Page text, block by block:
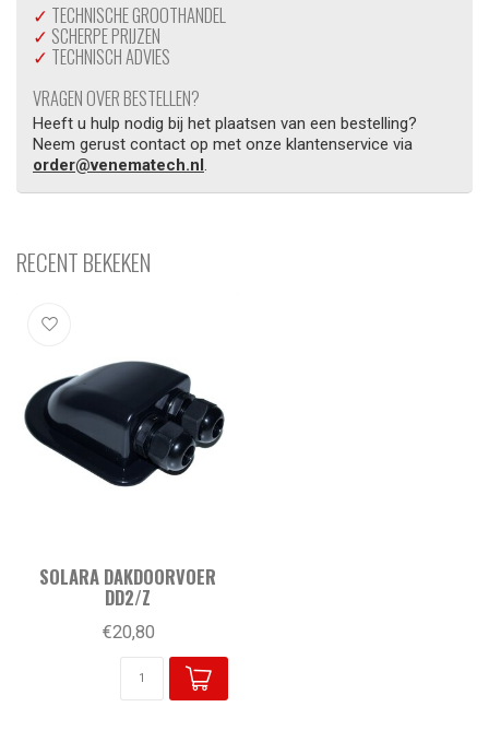
✓ TECHNISCHE GROOTHANDEL
✓ SCHERPE PRIJZEN
✓ TECHNISCH ADVIES
VRAGEN OVER BESTELLEN?
Heeft u hulp nodig bij het plaatsen van een bestelling?
Neem gerust contact op met onze klantenservice via
order@venematech.nl.
RECENT BEKEKEN
SOLARA DAKDOORVOER
DD2/Z
€20,80